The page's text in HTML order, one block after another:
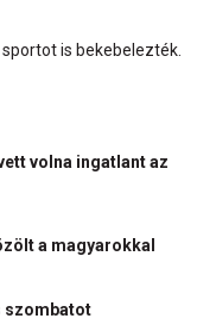
is bekebelezték.
volna ingatlant az
a magyarokkal
szombatot